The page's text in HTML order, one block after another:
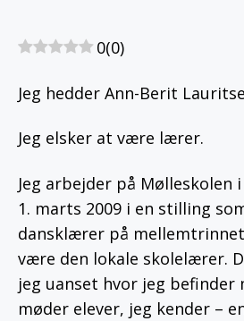
0(0)
Jeg hedder Ann-Berit
Jeg elsker at være lærer.
Jeg arbejder på Mølleskolen
1. marts 2009 i en stilling
dansklærer på
være den lokale skolelærer.
jeg uanset hvor jeg befinder
møder elever, jeg kender –